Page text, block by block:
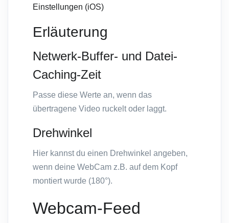
Einstellungen (iOS)
Erläuterung
Netwerk-Buffer- und Datei-
Caching-Zeit
Passe diese Werte an, wenn das
übertragene Video ruckelt oder laggt.
Drehwinkel
Hier kannst du einen Drehwinkel angeben,
wenn deine WebCam z.B. auf dem Kopf
montiert wurde (180°).
Webcam-Feed